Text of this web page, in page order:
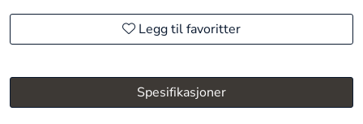
Legg til favoritter
Spesifikasjoner